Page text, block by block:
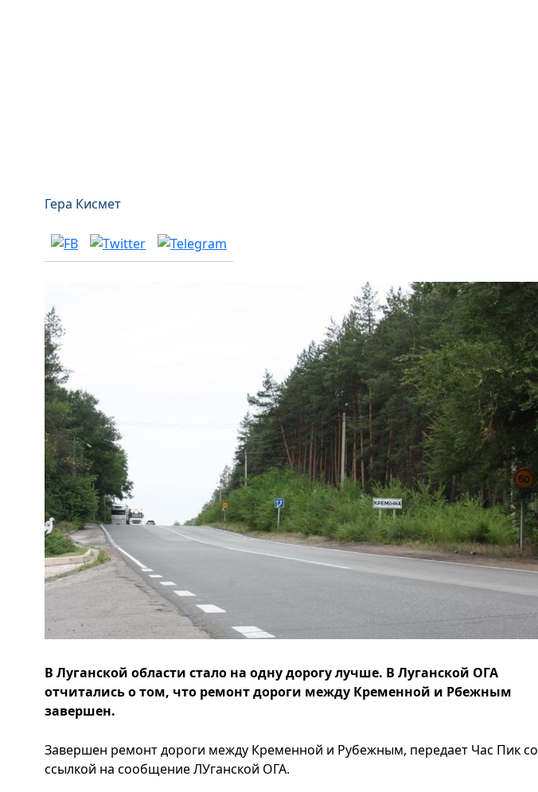
Гера Кисмет
В Луганской области стало на одну дорогу лучше. В Луганской ОГА
отчитались о том, что ремонт дороги между Кременной и Рбежным
завершен.
Завершен ремонт дороги между Кременной и Рубежным, передает Час Пик со
ссылкой на сообщение ЛУганской ОГА.